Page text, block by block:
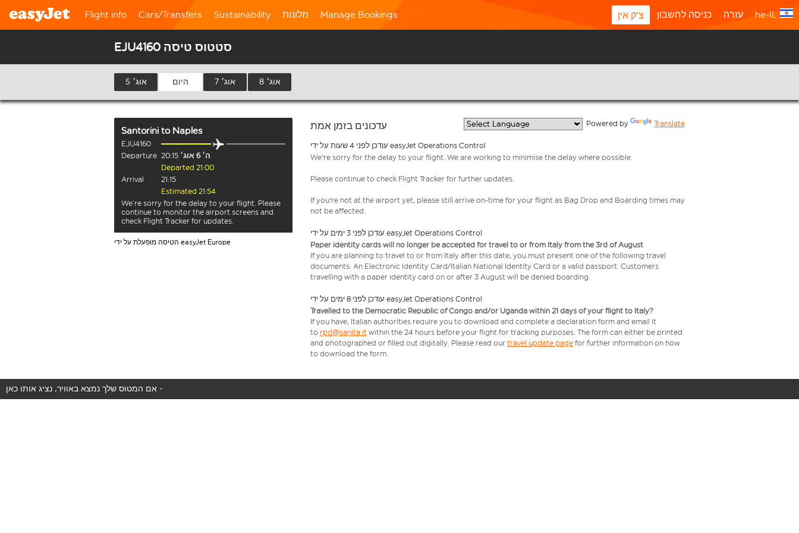
Flight info Cars/Transfers Sustainability מלונות Manage Bookings צ'ק אין כניסה לחשבון עזרה he-IL
EJU4160 סטטוס טיסה
5 אוג׳ היום 7 אוג׳ 8 אוג׳
Santorini to Naples
EJU4160
Departure 20:15
ה׳ 6 אוג׳
Departed 21:00
Arrival
21:15
Estimated 21:54
We’re sorry for the delay to your flight. Please
continue to monitor the airport screens and
check Flight Tracker for updates.
הטיסה מופעלת על ידי easyJet Europe
עדכונים בזמן אמת Powered by Translate
עודכן לפני 4 שעות על ידי easyJet Operations Control
We're sorry for the delay to your flight. We are working to minimise the delay where possible.
Please continue to check Flight Tracker for further updates.
If you're not at the airport yet, please still arrive on-time for your flight as Bag Drop and Boarding times may
not be affected.
עודכן לפני 3 ימים על ידי easyJet Operations Control
Paper identity cards will no longer be accepted for travel to or from Italy from the 3rd of August
If you are planning to travel to or from Italy after this date, you must present one of the following travel
documents: An Electronic Identity Card/Italian National Identity Card or a valid passport. Customers
travelling with a paper identity card on or after 3 August will be denied boarding.
עודכן לפני 8 ימים על ידי easyJet Operations Control
Travelled to the Democratic Republic of Congo and/or Uganda within 21 days of your flight to Italy?
If you have, Italian authorities require you to download and complete a declaration form and email it
to rpd@sanita.it within the 24 hours before your flight for tracking purposes. The form can either be printed
and photographed or filled out digitally. Please read our travel update page for further information on how
to download the form.
אם המטוס שלך נמצא באוויר, נציג אותו כאן -